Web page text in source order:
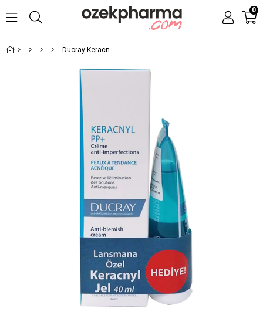
0
Ducray Keracnyl PP Cream 30 ml Keracnyl Jel 40 ml Hediye